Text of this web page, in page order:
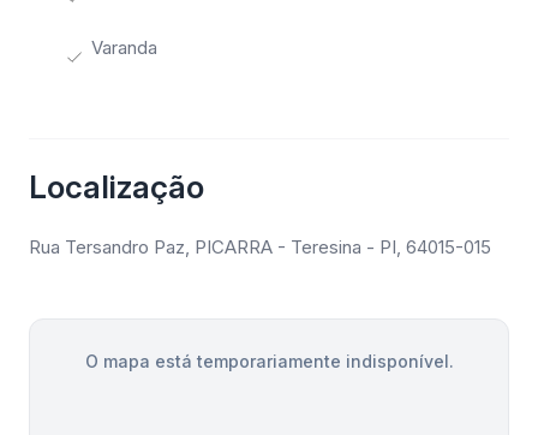
Varanda
Localização
Rua Tersandro Paz, PICARRA - Teresina - PI, 64015-015
O mapa está temporariamente indisponível.